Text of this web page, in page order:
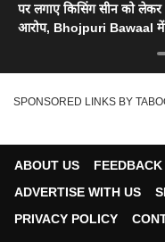
पर लगाए किसिंग सीन को लेकर
आरोप, Bhojpuri Bawaal में
SPONSORED LINKS BY
ABOUT US FEEDBACK
ADVERTISE WITH US
PRIVACY POLICY